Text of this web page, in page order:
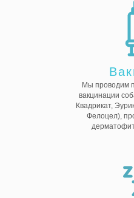
Мы проводим
вакцинации
Квадрикат,
Фелоцел),